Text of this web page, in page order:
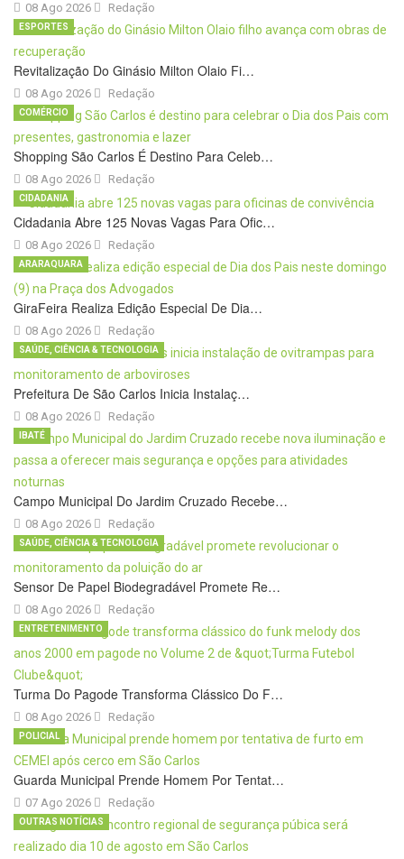
08 Ago 2026 Redação
Revitalização Do Ginásio Milton Olaio Fi…
08 Ago 2026
ESPORTES
Redação
Shopping São Carlos É Destino Para Celeb…
08 Ago 2026
COMÉRCIO
Redação
Cidadania Abre 125 Novas Vagas Para Ofic…
08 Ago 2026
CIDADANIA
Redação
GiraFeira Realiza Edição Especial De Dia…
08 Ago 2026
ARARAQUARA
Redação
Prefeitura De São Carlos Inicia Instalaç…
08 Ago 2026
SAÚDE, CIÊNCIA & TECNOLOGIA
Redação
Campo Municipal Do Jardim Cruzado Recebe…
08 Ago 2026
IBATÉ
Redação
Sensor De Papel Biodegradável Promete Re…
08 Ago 2026
SAÚDE, CIÊNCIA & TECNOLOGIA
Redação
Turma Do Pagode Transforma Clássico Do F…
08 Ago 2026
ENTRETENIMENTO
Redação
Guarda Municipal Prende Homem Por Tentat…
07 Ago 2026
POLICIAL
Redação
OUTRAS NOTÍCIAS